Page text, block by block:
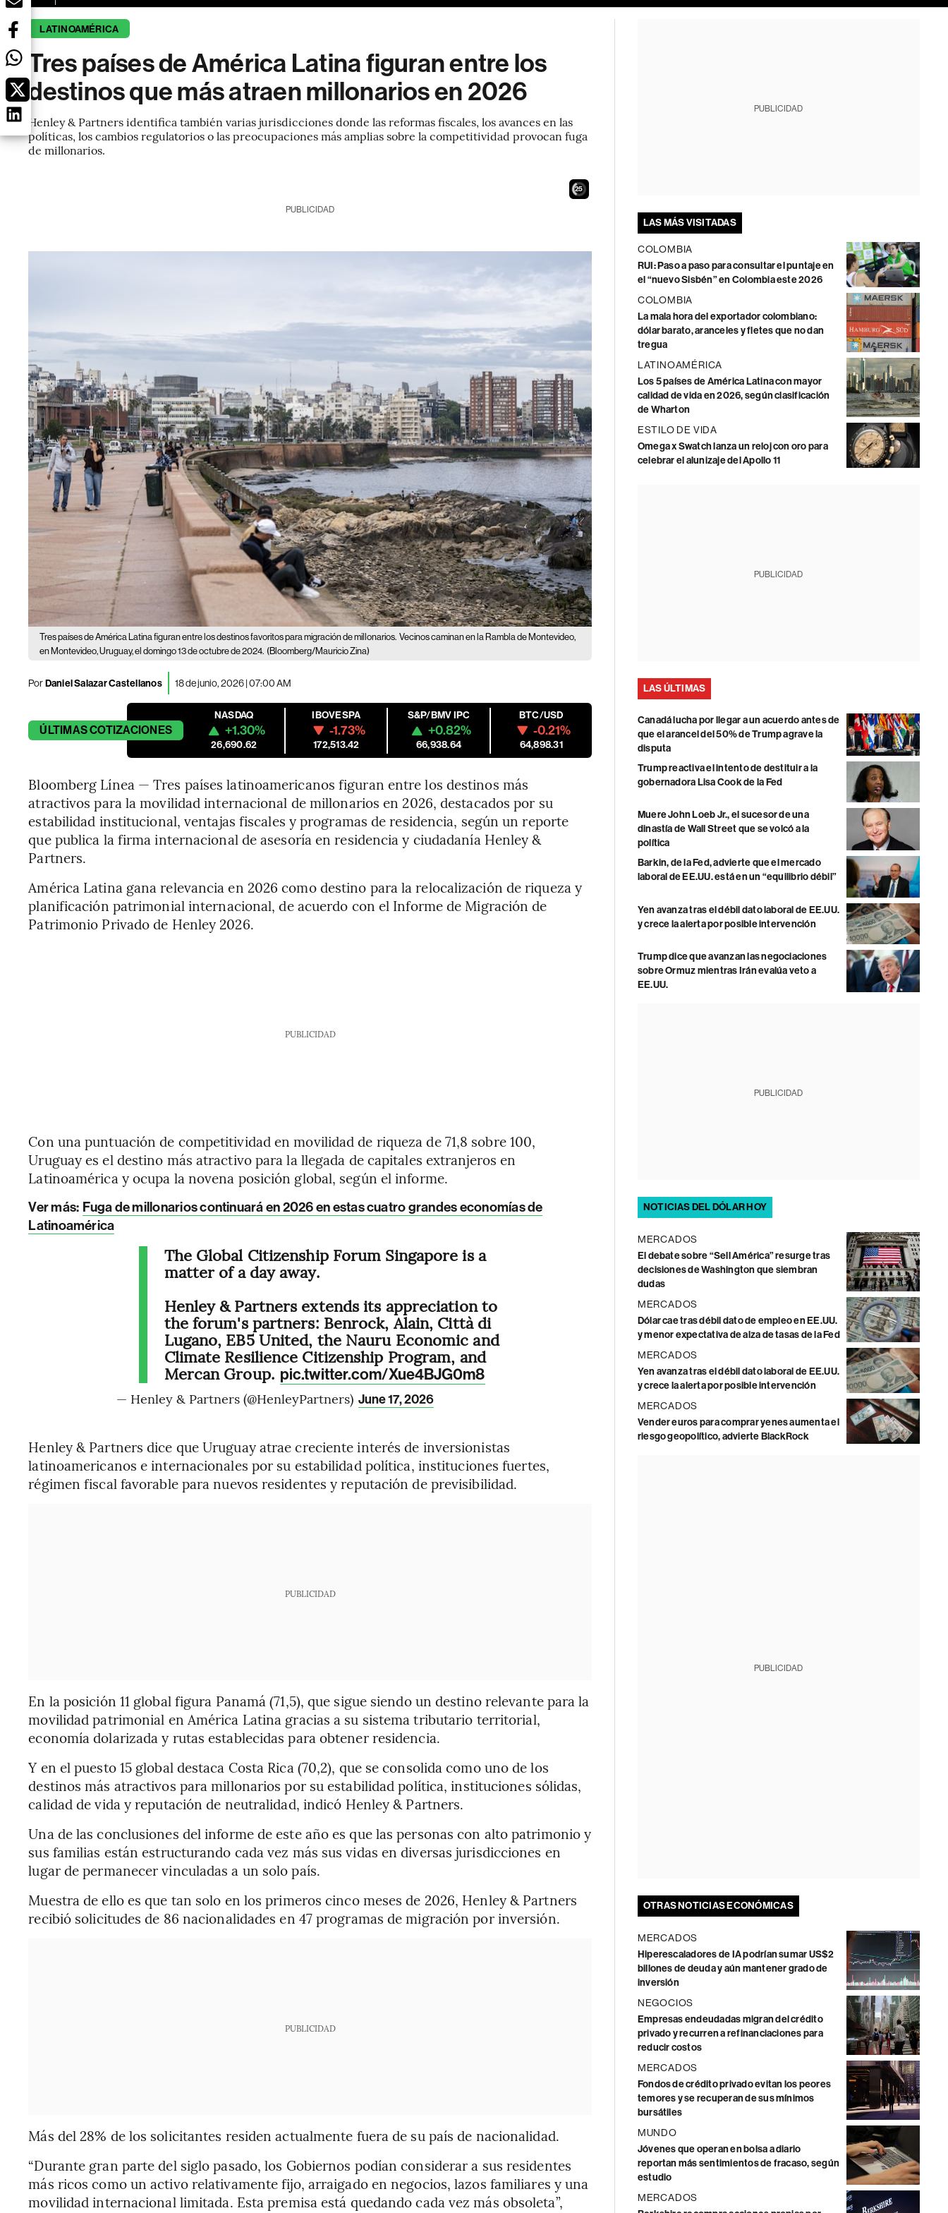
LATINOAMÉRICA
Tres países de América Latina figuran entre los
destinos que más atraen millonarios en 2026
Henley & Partners identifica también varias jurisdicciones donde las reformas fiscales, los avances en las
políticas, los cambios regulatorios o las preocupaciones más amplias sobre la competitividad provocan fuga
de millonarios.
24
PUBLICIDAD
Tres países de América Latina figuran entre los destinos favoritos para migración de millonarios. Vecinos caminan en la Rambla de Montevideo,
en Montevideo, Uruguay, el domingo 13 de octubre de 2024. (Bloomberg/Mauricio Zina)
PorDaniel Salazar Castellanos 18 de junio, 2026 | 07:00 AM
ÚLTIMASCOTIZACIONES
NASDAQ
+1.30%
26,690.62
IBOVESPA
-1.73%
172,513.42
S&P/BMV IPC
+0.82%
66,938.64
BTC/USD
-0.21%
64,898.31
Bloomberg Línea — Tres países latinoamericanos figuran entre los destinos más
atractivos para la movilidad internacional de millonarios en 2026, destacados por su
estabilidad institucional, ventajas fiscales y programas de residencia, según un reporte
que publica la firma internacional de asesoría en residencia y ciudadanía Henley &
Partners.
América Latina gana relevancia en 2026 como destino para la relocalización de riqueza y
planificación patrimonial internacional, de acuerdo con el Informe de Migración de
Patrimonio Privado de Henley 2026.
PUBLICIDAD
Con una puntuación de competitividad en movilidad de riqueza de 71,8 sobre 100,
Uruguay es el destino más atractivo para la llegada de capitales extranjeros en
Latinoamérica y ocupa la novena posición global, según el informe.
Ver más: Fuga de millonarios continuará en 2026 en estas cuatro grandes economías de
Latinoamérica
The Global Citizenship Forum Singapore is a
matter of a day away.
Henley & Partners extends its appreciation to
the forum's partners: Benrock, Alain, Città di
Lugano, EB5 United, the Nauru Economic and
Climate Resilience Citizenship Program, and
Mercan Group. pic.twitter.com/Xue4BJG0m8
— Henley & Partners (@HenleyPartners) June 17, 2026
Henley & Partners dice que Uruguay atrae creciente interés de inversionistas
latinoamericanos e internacionales por su estabilidad política, instituciones fuertes,
régimen fiscal favorable para nuevos residentes y reputación de previsibilidad.
PUBLICIDAD
En la posición 11 global figura Panamá (71,5), que sigue siendo un destino relevante para la
movilidad patrimonial en América Latina gracias a su sistema tributario territorial,
economía dolarizada y rutas establecidas para obtener residencia.
Y en el puesto 15 global destaca Costa Rica (70,2), que se consolida como uno de los
destinos más atractivos para millonarios por su estabilidad política, instituciones sólidas,
calidad de vida y reputación de neutralidad, indicó Henley & Partners.
Una de las conclusiones del informe de este año es que las personas con alto patrimonio y
sus familias están estructurando cada vez más sus vidas en diversas jurisdicciones en
lugar de permanecer vinculadas a un solo país.
Muestra de ello es que tan solo en los primeros cinco meses de 2026, Henley & Partners
recibió solicitudes de 86 nacionalidades en 47 programas de migración por inversión.
PUBLICIDAD
Más del 28% de los solicitantes residen actualmente fuera de su país de nacionalidad.
“Durante gran parte del siglo pasado, los Gobiernos podían considerar a sus residentes
más ricos como un activo relativamente fijo, arraigado en negocios, lazos familiares y una
movilidad internacional limitada. Esta premisa está quedando cada vez más obsoleta”,
PUBLICIDAD
LAS MÁS VISITADAS
COLOMBIA
RUI: Paso a paso para consultar el puntaje en
el “nuevo Sisbén” en Colombia este 2026
COLOMBIA
La mala hora del exportador colombiano:
dólar barato, aranceles y fletes que no dan
tregua
LATINOAMÉRICA
Los 5 países de América Latina con mayor
calidad de vida en 2026, según clasificación
de Wharton
ESTILO DE VIDA
Omega x Swatch lanza un reloj con oro para
celebrar el alunizaje del Apollo 11
PUBLICIDAD
LAS ÚLTIMAS
Canadá lucha por llegar a un acuerdo antes de
que el arancel del 50% de Trump agrave la
disputa
Trump reactiva el intento de destituir a la
gobernadora Lisa Cook de la Fed
Muere John Loeb Jr., el sucesor de una
dinastía de Wall Street que se volcó a la
política
Barkin, de la Fed, advierte que el mercado
laboral de EE.UU. está en un “equilibrio débil”
Yen avanza tras el débil dato laboral de EE.UU.
y crece la alerta por posible intervención
Trump dice que avanzan las negociaciones
sobre Ormuz mientras Irán evalúa veto a
EE.UU.
PUBLICIDAD
NOTICIAS DEL DÓLAR HOY
MERCADOS
El debate sobre “Sell América” resurge tras
decisiones de Washington que siembran
dudas
MERCADOS
Dólar cae tras débil dato de empleo en EE.UU.
y menor expectativa de alza de tasas de la Fed
MERCADOS
Yen avanza tras el débil dato laboral de EE.UU.
y crece la alerta por posible intervención
MERCADOS
Vender euros para comprar yenes aumenta el
riesgo geopolítico, advierte BlackRock
PUBLICIDAD
OTRAS NOTICIAS ECONÓMICAS
MERCADOS
Hiperescaladores de IA podrían sumar US$2
billones de deuda y aún mantener grado de
inversión
NEGOCIOS
Empresas endeudadas migran del crédito
privado y recurren a refinanciaciones para
reducir costos
MERCADOS
Fondos de crédito privado evitan los peores
temores y se recuperan de sus mínimos
bursátiles
MUNDO
Jóvenes que operan en bolsa a diario
reportan más sentimientos de fracaso, según
estudio
MERCADOS